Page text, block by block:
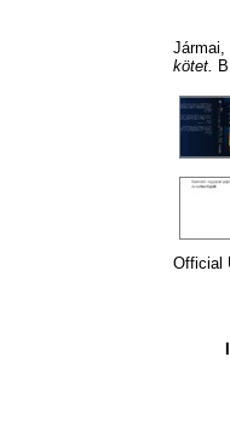
Jármai,
kötet.
Official